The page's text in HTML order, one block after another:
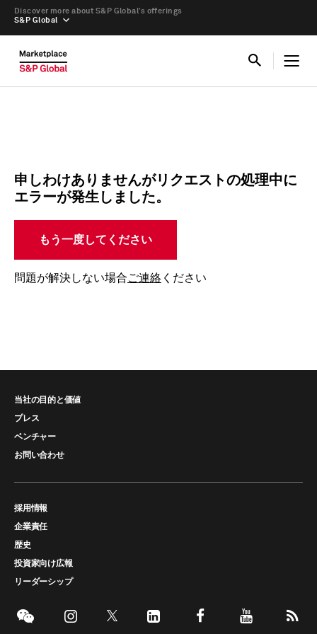
S&P Global
Discover more about S&P Global’s offerings
申しわけありませんがリクエストの処理中に
エラーが発生しました。
もう一度してください
問題が解決しない場合ご連絡 ください
当社の目的と価値
プレス
ベンチャー
お問い合わせ
採用情報
企業責任
歴史
投資家向け広報
リーダーシップ